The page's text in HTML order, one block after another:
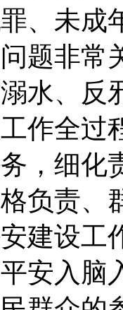
、未成
题非常
水、反
作全过
，细化
负责、
建设工
安入脑